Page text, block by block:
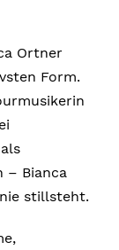
Ortner
Form.
– Bianca
stillsteht.